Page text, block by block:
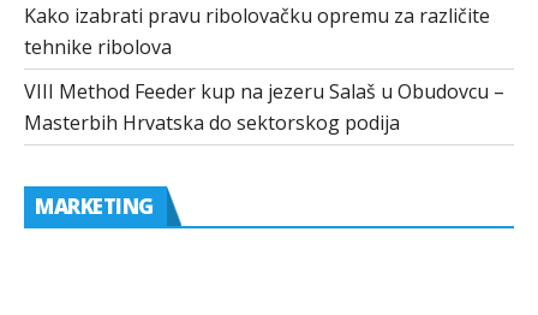
Kako izabrati pravu ribolovačku opremu za različite
tehnike ribolova
VIII Method Feeder kup na jezeru Salaš u Obudovcu –
Masterbih Hrvatska do sektorskog podija
MARKETING